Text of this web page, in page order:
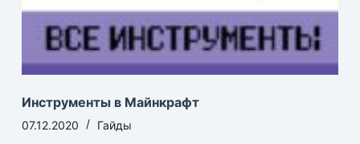
Инструменты в Майнкрафт
07.12.2020 Гайды